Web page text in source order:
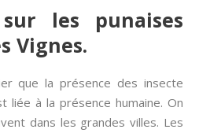
les punaises
Vignes.
que la présence des insecte
liée à la présence humaine. On
dans les grandes villes. Les